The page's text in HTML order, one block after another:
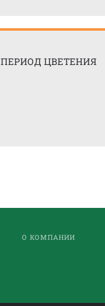
ПЕРИОД ЦВЕТЕНИЯ
О КОМПАНИИ